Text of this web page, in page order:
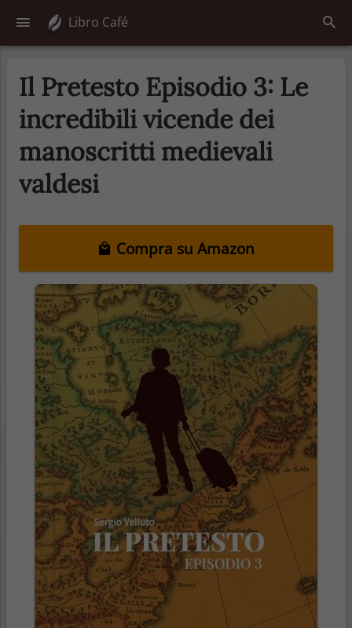
Libro Café
Il Pretesto Episodio 3: Le
incredibili vicende dei
manoscritti medievali
valdesi
Compra su Amazon